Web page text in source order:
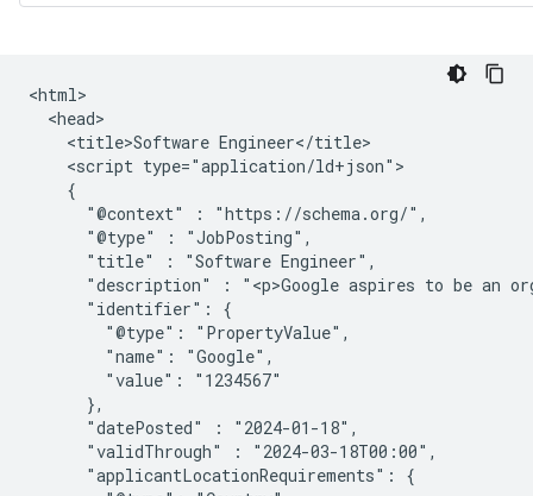
<html>
  <head>
    <title>Software Engineer</title>
    <script type="application/ld+json">
    {
      "@context" : "https://schema.org/",
      "@type" : "JobPosting",
      "title" : "Software Engineer",
"description" : "<p>Google aspires to be an
      "identifier": {
        "@type": "PropertyValue",
        "name": "Google",
        "value": "1234567"
      },
      "datePosted" : "2024-01-18",
      "validThrough" : "2024-03-18T00:00",
      "applicantLocationRequirements": {